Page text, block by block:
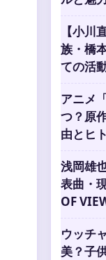
【小川
族・橋
ての活
アニメ
つ？原
由とヒ
浅岡雄
表曲・
OF
ウッチ
美？子